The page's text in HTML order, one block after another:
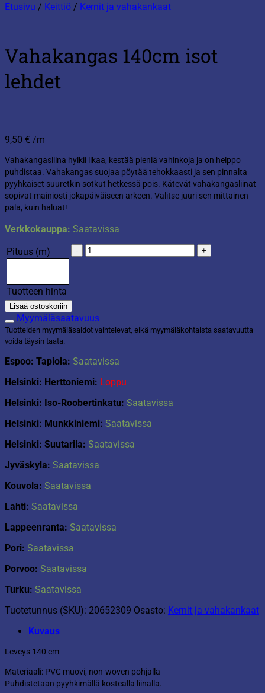
Etusivu / Keittiö / Kernit ja vahakankaat
Vahakangas 140cm isot
lehdet
9,50 € /m
Vahakangasliina hylkii likaa, kestää pieniä vahinkoja ja on helppo
puhdistaa. Vahakangas suojaa pöytää tehokkaasti ja sen pinnalta
pyyhkäiset suuretkin sotkut hetkessä pois. Kätevät vahakangasliinat
sopivat mainiosti jokapäiväiseen arkeen. Valitse juuri sen mittainen
pala, kuin haluat!
Verkkokauppa: Saatavissa
Pituus (m)
Tuotteen hinta
Vahakangas
140cm
Lisää ostoskoriin
Myymäläsaatavuus
Tuotteiden myymäläsaldot vaihtelevat, eikä myymäläkohtaista saatavuutta
voida täysin taata.
Espoo: Tapiola: Saatavissa
Helsinki: Herttoniemi: Loppu
Helsinki: Iso-Roobertinkatu: Saatavissa
Helsinki: Munkkiniemi: Saatavissa
Helsinki: Suutarila: Saatavissa
Jyväskyla: Saatavissa
Kouvola: Saatavissa
Lahti: Saatavissa
Lappeenranta: Saatavissa
Pori: Saatavissa
Porvoo: Saatavissa
Turku: Saatavissa
Tuotetunnus (SKU): 20652309 Osasto: Kernit ja vahakankaat
Kuvaus
Leveys 140 cm
Materiaali: PVC muovi, non-woven pohjalla
Puhdistetaan pyyhkimällä kostealla liinalla.